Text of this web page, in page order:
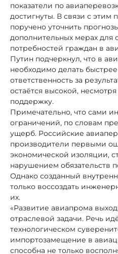
показатели по
достигнуты. В связи с
поручено уточнить
дополнительных мерах для
потребностей граждан в
Путин подчеркнул, что в
необходимо делать
ответственность за
остаётся высокой,
поддержку.
Примечательно, что сами
ограничений, по словам
ущерб. Российские
производители первыми
экономической изоляции,
нарушением обязательств
Однако созданный
только воссоздать
их.
«Развитие авиапрома
отраслевой задачи. Речь
технологическом
импортозамещение в
способна не только